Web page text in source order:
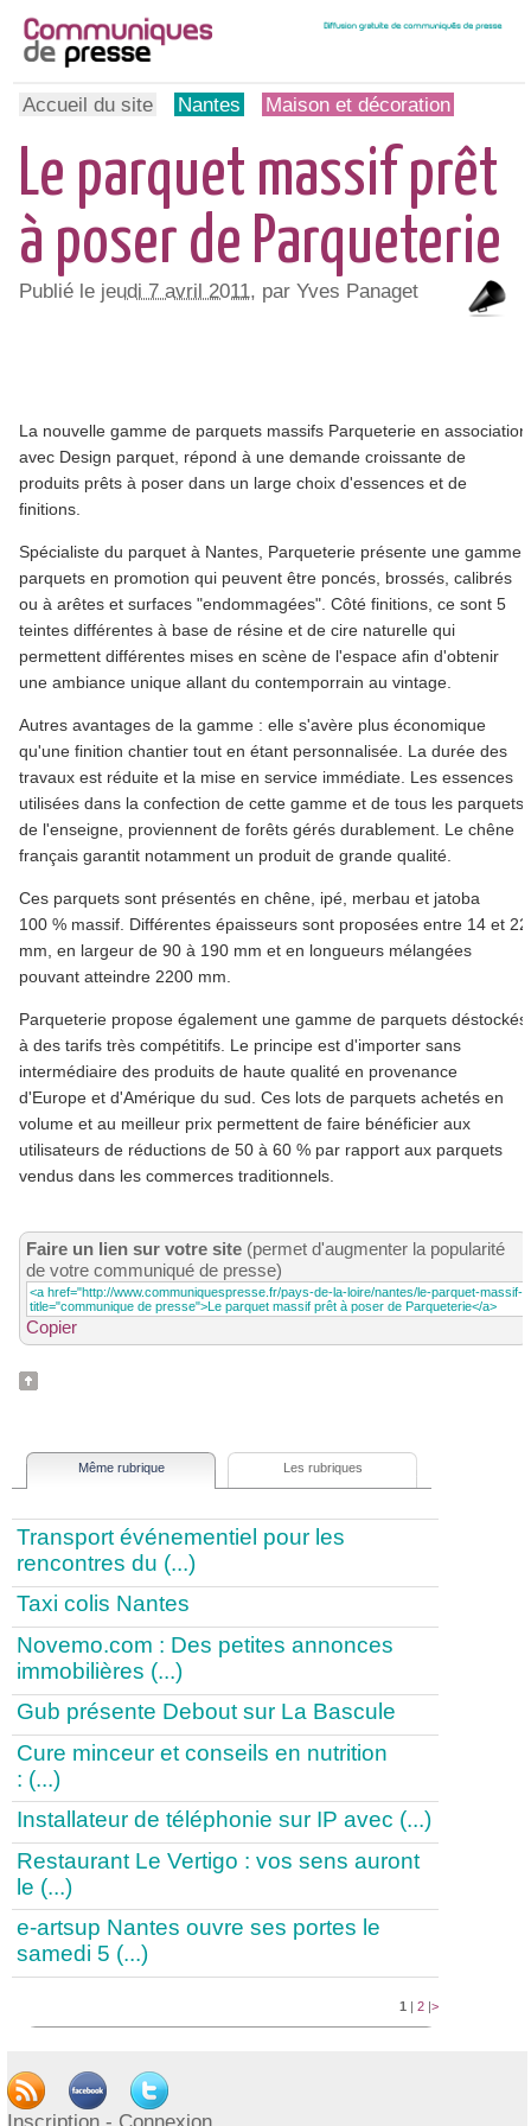
Accueil du site Nantes Maison et décoration
Le parquet massif prêt
à poser de Parqueterie
Publié le jeudi 7 avril 2011, par Yves Panaget
La nouvelle gamme de parquets massifs Parqueterie en association
avec Design parquet, répond à une demande croissante de
produits prêts à poser dans un large choix d'essences et de
finitions.
Spécialiste du parquet à Nantes, Parqueterie présente une gamme
parquets en promotion qui peuvent être poncés, brossés, calibrés
ou à arêtes et surfaces "endommagées". Côté finitions, ce sont 5
teintes différentes à base de résine et de cire naturelle qui
permettent différentes mises en scène de l'espace afin d'obtenir
une ambiance unique allant du contemporrain au vintage.
Autres avantages de la gamme : elle s'avère plus économique
qu'une finition chantier tout en étant personnalisée. La durée des
travaux est réduite et la mise en service immédiate. Les essences
utilisées dans la confection de cette gamme et de tous les parquets
de l'enseigne, proviennent de forêts gérés durablement. Le chêne
français garantit notamment un produit de grande qualité.
Ces parquets sont présentés en chêne, ipé, merbau et jatoba
100 % massif. Différentes épaisseurs sont proposées entre 14 et 22
mm, en largeur de 90 à 190 mm et en longueurs mélangées
pouvant atteindre 2200 mm.
Parqueterie propose également une gamme de parquets déstockés
à des tarifs très compétitifs. Le principe est d'importer sans
intermédiaire des produits de haute qualité en provenance
d'Europe et d'Amérique du sud. Ces lots de parquets achetés en
volume et au meilleur prix permettent de faire bénéficier aux
utilisateurs de réductions de 50 à 60 % par rapport aux parquets
vendus dans les commerces traditionnels.
Faire un lien sur votre site (permet d'augmenter la popularité
de votre communiqué de presse)
Copier
Même rubrique Les rubriques
Transport événementiel pour les
rencontres du (...)
Taxi colis Nantes
Novemo.com : Des petites annonces
immobilières (...)
Gub présente Debout sur La Bascule
Cure minceur et conseils en nutrition
: (...)
Installateur de téléphonie sur IP avec (...)
Restaurant Le Vertigo : vos sens auront
le (...)
e-artsup Nantes ouvre ses portes le
samedi 5 (...)
1 |2 |>
Publication